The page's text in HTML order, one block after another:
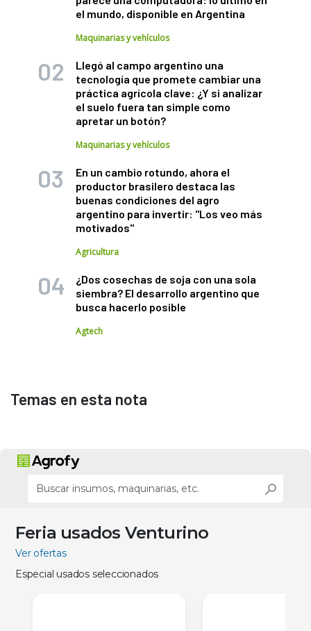
el mundo, disponible en Argentina
Maquinarias y vehículos
Llegó al campo argentino una
tecnología que promete cambiar una
práctica agrícola clave: ¿Y si analizar
el suelo fuera tan simple como
apretar un botón?
Maquinarias y vehículos
En un cambio rotundo, ahora el
productor brasilero destaca las
buenas condiciones del agro
argentino para invertir: "Los veo más
motivados"
Agricultura
¿Dos cosechas de soja con una sola
siembra? El desarrollo argentino que
busca hacerlo posible
Agtech
Temas en esta nota
Feria usados Venturino
Ver ofertas
Especial usados seleccionados